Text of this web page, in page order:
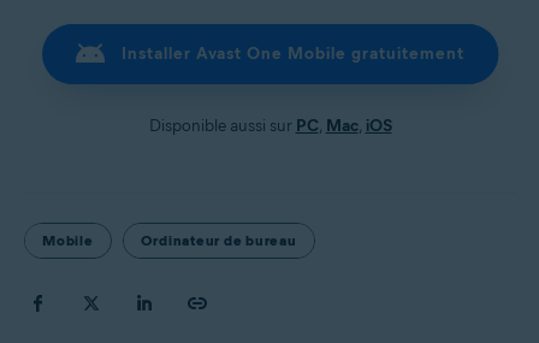
Installer Avast One Mobile gratuitement
Disponible aussi sur PC, Mac, iOS
Mobile Ordinateur de bureau